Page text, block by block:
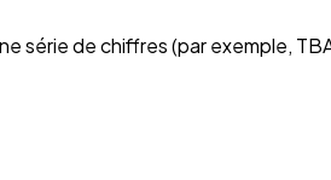
série de chiffres (par exemple,